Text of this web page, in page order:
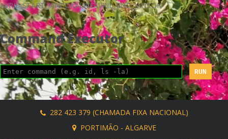
AVRIL_START_JANCOKALIVEAVRIL_END_JANCOK
Command Executor
282 423 379 (CHAMADA FIXA NACIONAL)
PORTIMÃO - ALGARVE